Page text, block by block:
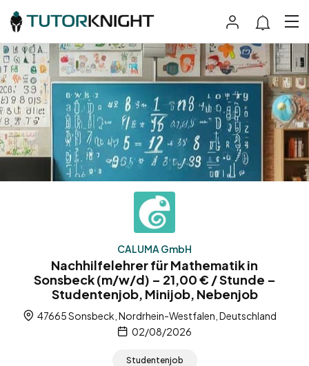
CALUMA GmbH
Nachhilfelehrer für Mathematik in
Sonsbeck (m/w/d) – 21,00 € / Stunde –
Studentenjob, Minijob, Nebenjob
47665 Sonsbeck, Nordrhein-Westfalen, Deutschland
02/08/2026
Studentenjob